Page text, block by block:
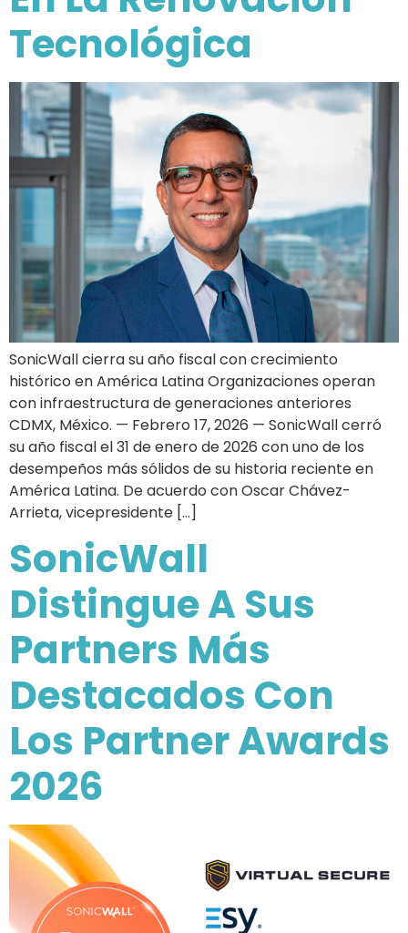
Tecnológica
SonicWall cierra su año fiscal con crecimiento
histórico en América Latina Organizaciones operan
con infraestructura de generaciones anteriores
CDMX, México. — Febrero 17, 2026 — SonicWall cerró
su año fiscal el 31 de enero de 2026 con uno de los
desempeños más sólidos de su historia reciente en
América Latina. De acuerdo con Oscar Chávez-
Arrieta, vicepresidente […]
SonicWall
Distingue A Sus
Partners Más
Destacados Con
Los Partner Awards
2026